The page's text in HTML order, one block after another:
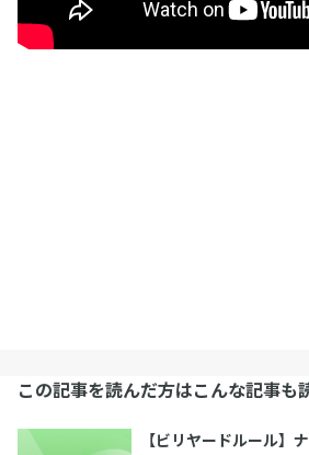
この記事を読んだ方はこんな記事も
【ビリヤードルール】